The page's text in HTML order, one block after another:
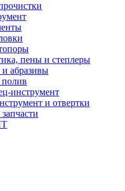
пены и степлеры
абразивы
инструмент
и отвертки